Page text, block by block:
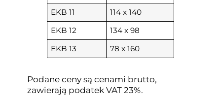
EKB 11
114 x 140
EKB 12
134 x 98
EKB 13
78 x 160
Podane ceny są cenami brutto,
zawierają podatek VAT 23%.